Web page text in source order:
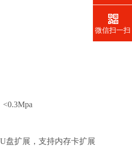
盘扩展，支持内存卡扩展
微信扫一扫